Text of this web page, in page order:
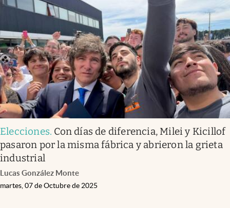
Elecciones. Con días de diferencia, Milei y Kicillof
pasaron por la misma fábrica y abrieron la grieta
industrial
Lucas González Monte
martes, 07 de Octubre de 2025